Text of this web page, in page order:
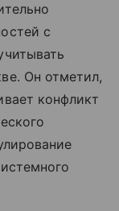
с
Он отметил,
конфликт